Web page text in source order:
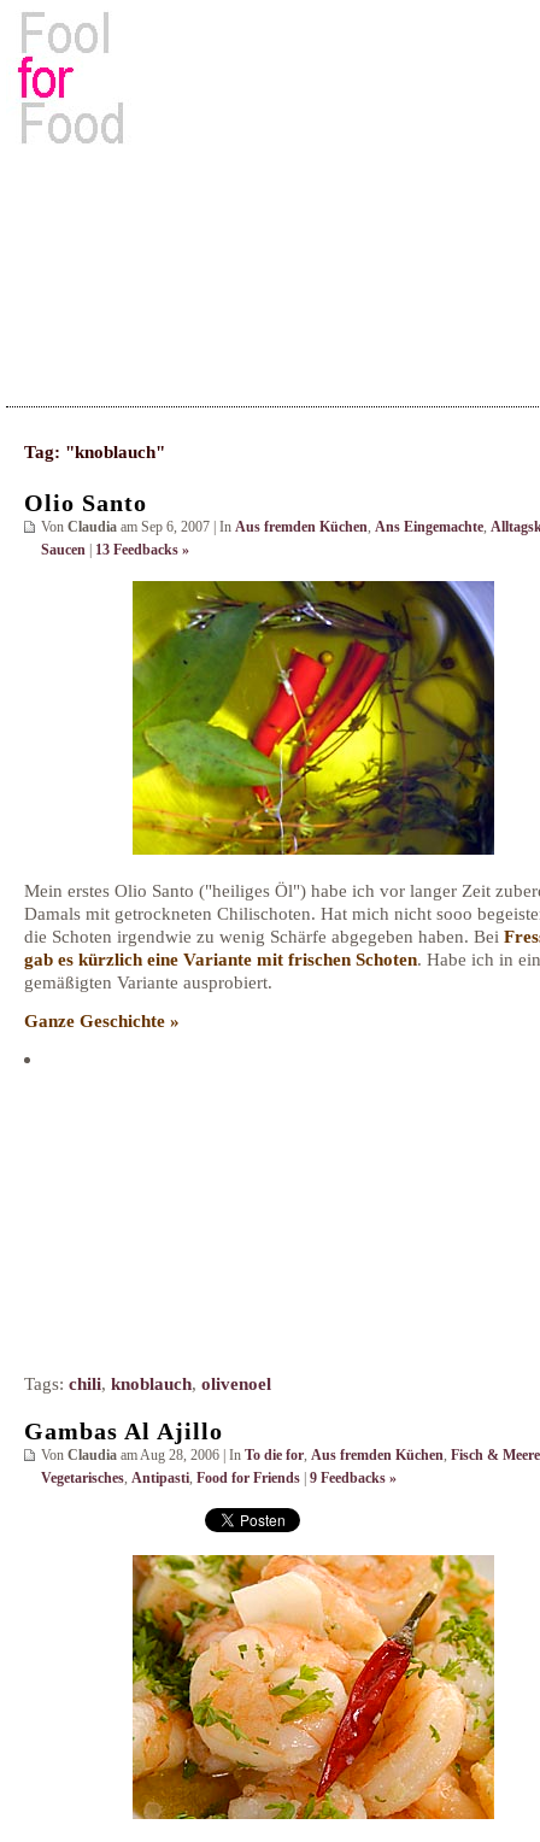
Tag: "knoblauch"
Olio Santo
Von Claudia am Sep 6, 2007 | In Aus fremden Küchen, Ans Eingemachte,
Saucen
13 Feedbacks »
Mein erstes Olio Santo ("heiliges Öl") habe ich vor langer Zeit
Damals mit getrockneten Chilischoten. Hat mich nicht sooo
die Schoten irgendwie zu wenig Schärfe abgegeben haben. Bei
gab es kürzlich eine Variante mit frischen Schoten. Habe ich in
gemäßigten Variante ausprobiert.
Ganze Geschichte »
Tags: chili, knoblauch, olivenoel
Gambas Al Ajillo
Von Claudia am Aug 28, 2006 | In To die for, Aus fremden Küchen, Fisch &
Vegetarisches, Antipasti, Food for Friends 9 Feedbacks »